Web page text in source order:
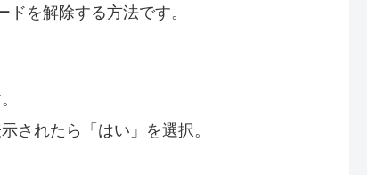
を解除する方法です。
されたら「はい」を選択。